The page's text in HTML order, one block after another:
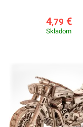
4,79 €
Skladom